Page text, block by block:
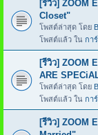
[รีวิว] ZOOM
Closet"
โพสต์ล่าสุด โดย
โพสต์แล้ว ใน กา
[รีวิว] ZOOM
ARE
โพสต์ล่าสุด โดย
โพสต์แล้ว ใน กา
[รีวิว] ZOOM